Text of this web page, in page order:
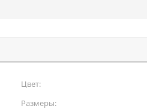
Цвет:
Размеры: